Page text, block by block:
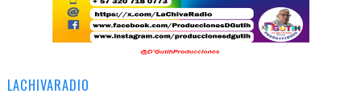
LACHIVARADIO